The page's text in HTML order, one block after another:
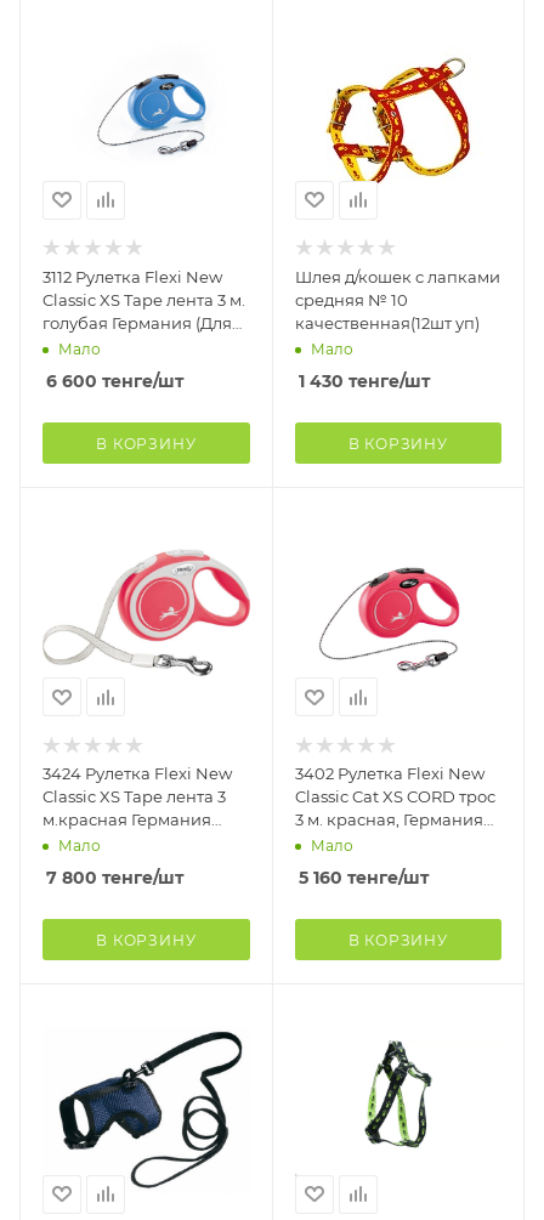
3112 Рулетка Flexi New
Classic XS Tape лента 3 м.
голубая Германия (Для
собак, кошек и других
Мало
6 600 тенге/шт
В КОРЗИНУ
Шлея д/кошек с лапками
средняя № 10
качественная(12шт уп)
Мало
1 430 тенге/шт
В КОРЗИНУ
3424 Рулетка Flexi New
Classic XS Tape лента 3
м.красная Германия
(Для собак, кошек и
Мало
7 800 тенге/шт
В КОРЗИНУ
3402 Рулетка Flexi New
Classic Cat XS CORD трос
3 м. красная, Германия
(Для собак, кошек и
Мало
5 160 тенге/шт
В КОРЗИНУ